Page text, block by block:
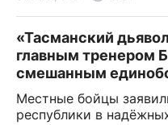
«Тасманский
главным тренером
смешанным
Местные бойцы
республики в